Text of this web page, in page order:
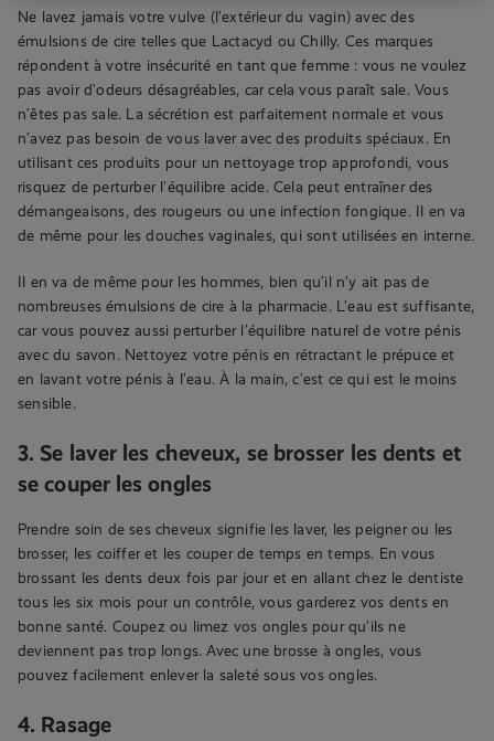
Ne lavez jamais votre vulve (l’extérieur du vagin) avec des
émulsions de cire telles que Lactacyd ou Chilly. Ces marques
répondent à votre insécurité en tant que femme : vous ne voulez
pas avoir d’odeurs désagréables, car cela vous paraît sale. Vous
n’êtes pas sale. La sécrétion est parfaitement normale et vous
n’avez pas besoin de vous laver avec des produits spéciaux. En
utilisant ces produits pour un nettoyage trop approfondi, vous
risquez de perturber l’équilibre acide. Cela peut entraîner des
démangeaisons, des rougeurs ou une infection fongique. Il en va
de même pour les douches vaginales, qui sont utilisées en interne.
Il en va de même pour les hommes, bien qu’il n’y ait pas de
nombreuses émulsions de cire à la pharmacie. L’eau est suffisante,
car vous pouvez aussi perturber l’équilibre naturel de votre pénis
avec du savon. Nettoyez votre pénis en rétractant le prépuce et
en lavant votre pénis à l’eau. À la main, c’est ce qui est le moins
sensible.
3. Se laver les cheveux, se brosser les dents et
se couper les ongles
Prendre soin de ses cheveux signifie les laver, les peigner ou les
brosser, les coiffer et les couper de temps en temps. En vous
brossant les dents deux fois par jour et en allant chez le dentiste
tous les six mois pour un contrôle, vous garderez vos dents en
bonne santé. Coupez ou limez vos ongles pour qu’ils ne
deviennent pas trop longs. Avec une brosse à ongles, vous
pouvez facilement enlever la saleté sous vos ongles.
4. Rasage